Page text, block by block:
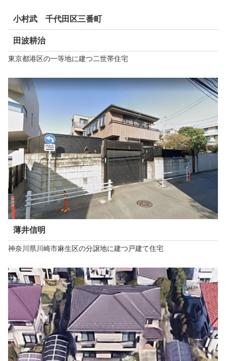
小村武 千代田区三番町
田波耕治
東京都港区の一等地に建つ二世帯住宅
薄井信明
神奈川県川崎市麻生区の分譲地に建つ戸建て住宅